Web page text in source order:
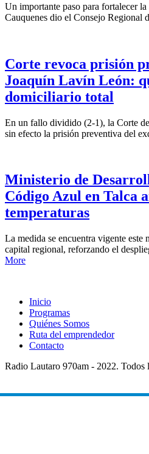
Un importante paso para fortalecer
Cauquenes dio el Consejo Regional
Corte revoca prisión
Joaquín Lavín León:
domiciliario total
En un fallo dividido (2-1), la Corte
sin efecto la prisión preventiva del
Ministerio de
Código Azul en Talca
temperaturas
La medida se encuentra vigente este
capital regional, reforzando el
More
Inicio
Programas
Quiénes Somos
Ruta del emprendedor
Contacto
Radio Lautaro 970am - 2022. Todos